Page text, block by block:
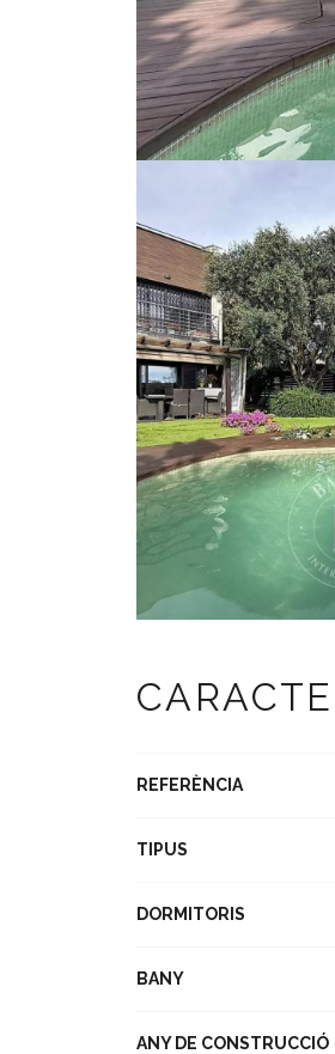
REFERÈNCIA
TIPUS
DORMITORIS
BANY
ANY DE CONSTRUCCIÓ